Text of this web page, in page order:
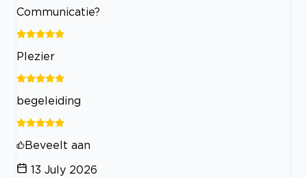
Communicatie?
Plezier
begeleiding
Beveelt aan
13 July 2026